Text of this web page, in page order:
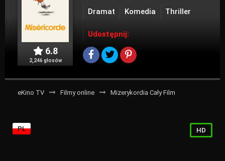
6.8
2,246 głosów
Dramat Komedia Thriller
Udostępnij:
eKino TV Filmy online Mizerykordia Cały Film
PL HD